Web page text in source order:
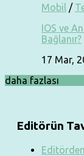
Mobil /
IOS ve
Bağlanır?
17 Mar,
daha fazlası
Editörün
Editörden